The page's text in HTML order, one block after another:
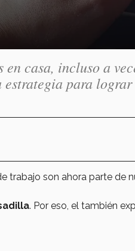
casa, incluso a
estrategia para
trabajo son ahora parte de
. Por eso, el también